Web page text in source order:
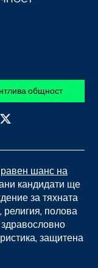
общност
шанс на
кандидати ще
за тяхната
религия, полова
защитена